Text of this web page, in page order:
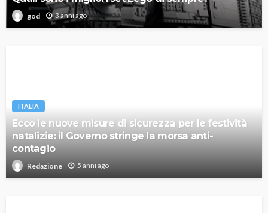
god 3 anni ago
ITALIA
Ecco le nuove misure di sicurezza per le festività
natalizie: il Governo stringe la morsa anti-
contagio
Redazione 5 anni ago